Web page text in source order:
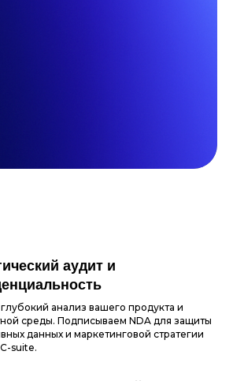
аудит и
анализ вашего продукта и
среды. Подписываем NDA для защиты
данных и маркетинговой стратегии
suite.